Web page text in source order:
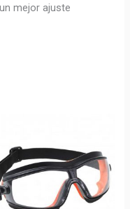
mejor ajuste